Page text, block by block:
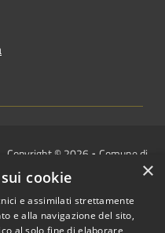
Copyright © 2026 • Comune di
Villongo • Powered by
redazione
×
cookie
e assimilati strettamente
e alla navigazione del sito,
al solo fine di elaborare